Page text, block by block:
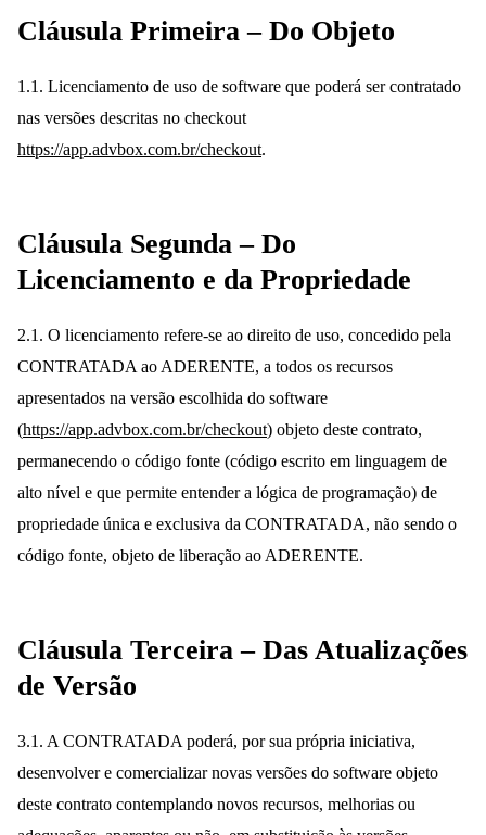
Cláusula Primeira – Do Objeto
1.1. Licenciamento de uso de software que poderá ser contratado
nas versões descritas no checkout
https://app.advbox.com.br/checkout.
Cláusula Segunda – Do
Licenciamento e da Propriedade
2.1. O licenciamento refere-se ao direito de uso, concedido pela
CONTRATADA ao ADERENTE, a todos os recursos
apresentados na versão escolhida do software
(https://app.advbox.com.br/checkout) objeto deste contrato,
permanecendo o código fonte (código escrito em linguagem de
alto nível e que permite entender a lógica de programação) de
propriedade única e exclusiva da CONTRATADA, não sendo o
código fonte, objeto de liberação ao ADERENTE.
Cláusula Terceira – Das Atualizações
de Versão
3.1. A CONTRATADA poderá, por sua própria iniciativa,
desenvolver e comercializar novas versões do software objeto
deste contrato contemplando novos recursos, melhorias ou